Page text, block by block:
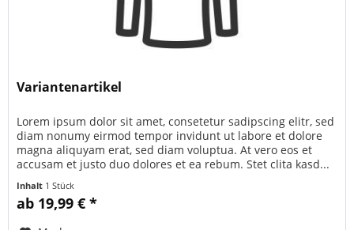
Variantenartikel
Lorem ipsum dolor sit amet, consetetur sadipscing elitr, sed
diam nonumy eirmod tempor invidunt ut labore et dolore
magna aliquyam erat, sed diam voluptua. At vero eos et
accusam et justo duo dolores et ea rebum. Stet clita kasd...
Inhalt 1 Stück
ab 19,99 € *